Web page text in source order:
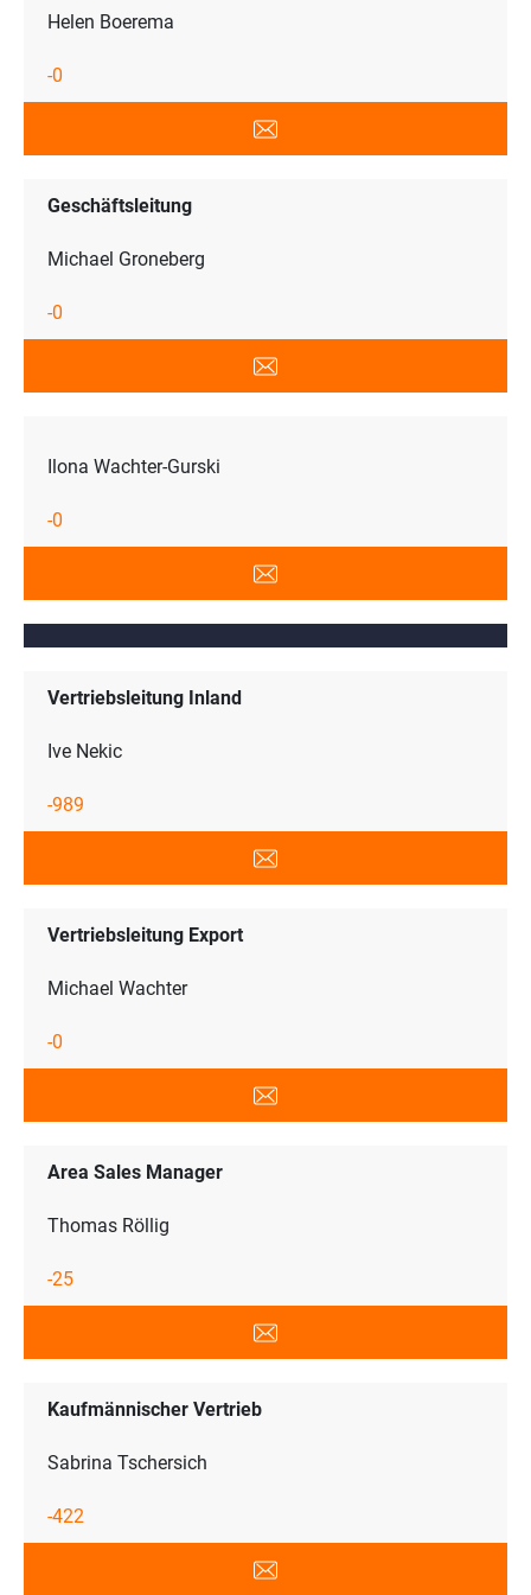
Helen Boerema
-0
Geschäftsleitung
Michael Groneberg
-0
Ilona Wachter-Gurski
-0
Vertriebsleitung Inland
Ive Nekic
-989
Vertriebsleitung Export
Michael Wachter
-0
Area Sales Manager
Thomas Röllig
-25
Kaufmännischer Vertrieb
Sabrina Tschersich
-422